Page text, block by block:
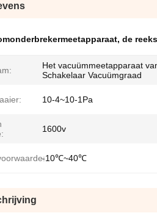
, de
Het vacuümmeetapparaat
Schakelaar Vacuümgraad
10-4~10-1Pa
1600v
-10℃~40℃